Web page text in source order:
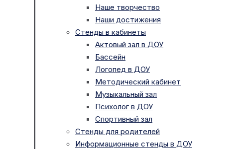
Наше творчество
Наши достижения
Стенды в кабинеты
Актовый зал в ДОУ
Бассейн
Логопед в ДОУ
Методический кабинет
Музыкальный зал
Психолог в ДОУ
Спортивный зал
Стенды для родителей
Информационные стенды в ДОУ